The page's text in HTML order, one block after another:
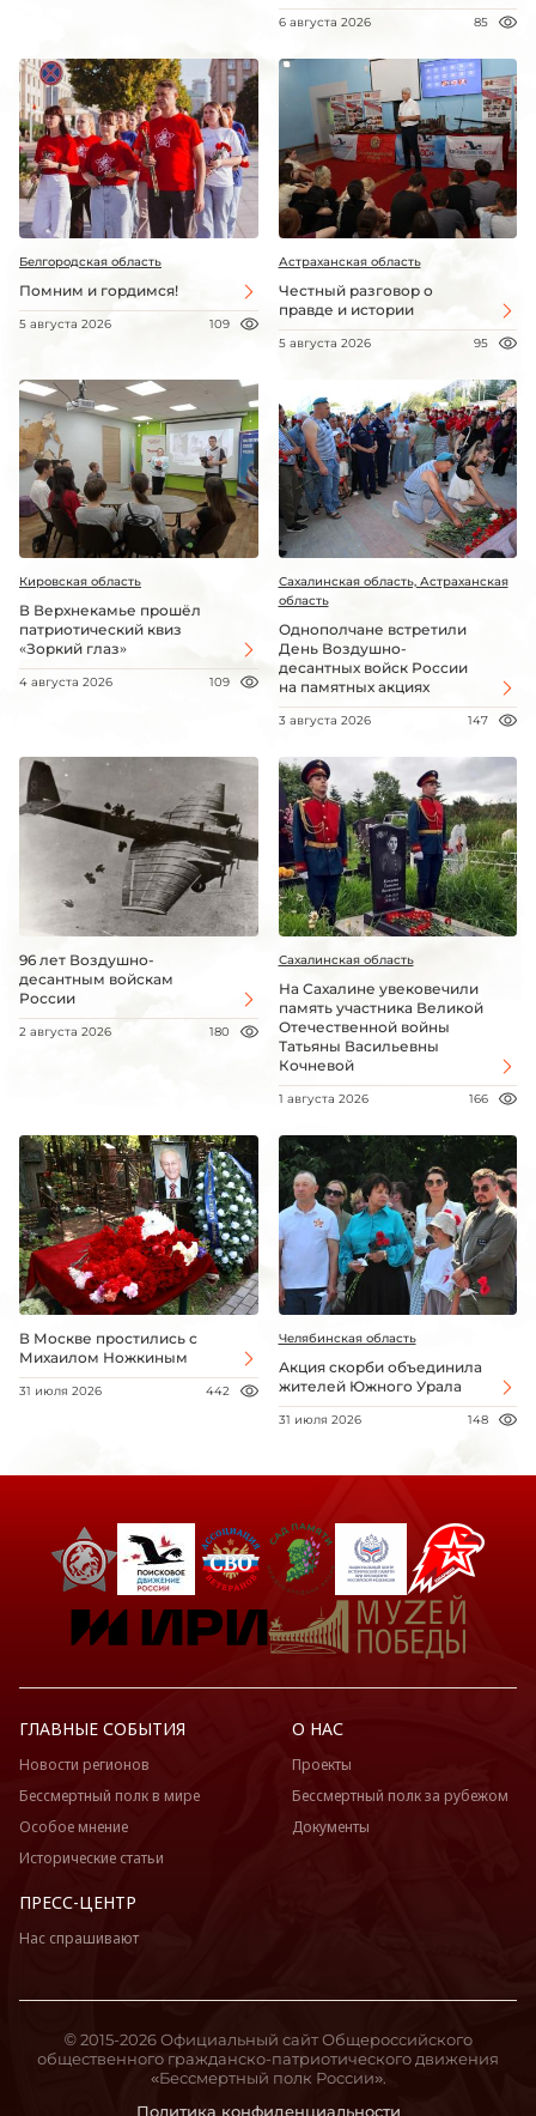
6 августа 2026 85
Белгородская область
Помним и гордимся!
5 августа 2026 109
Астраханская область
Честный разговор о
правде и истории
5 августа 2026 95
Кировская область
В Верхнекамье прошёл
патриотический квиз
«Зоркий глаз»
4 августа 2026 109
Сахалинская область, Астраханская
область
Однополчане встретили
День Воздушно-
десантных войск России
на памятных акциях
3 августа 2026 147
96 лет Воздушно-
десантным войскам
России
2 августа 2026 180
Сахалинская область
На Сахалине увековечили
память участника Великой
Отечественной войны
Татьяны Васильевны
Кочневой
1 августа 2026 166
В Москве простились с
Михаилом Ножкиным
31 июля 2026 442
Челябинская область
Акция скорби объединила
жителей Южного Урала
31 июля 2026 148
ГЛАВНЫЕ СОБЫТИЯ
Новости регионов
Бессмертный полк в мире
Особое мнение
Исторические статьи
О НАС
Проекты
Бессмертный полк за рубежом
Документы
ПРЕСС-ЦЕНТР
Нас спрашивают
Политика конфиденциальности
© 2015-2026 Официальный сайт Общероссийского
общественного гражданско-патриотического движения
«Бессмертный полк России».